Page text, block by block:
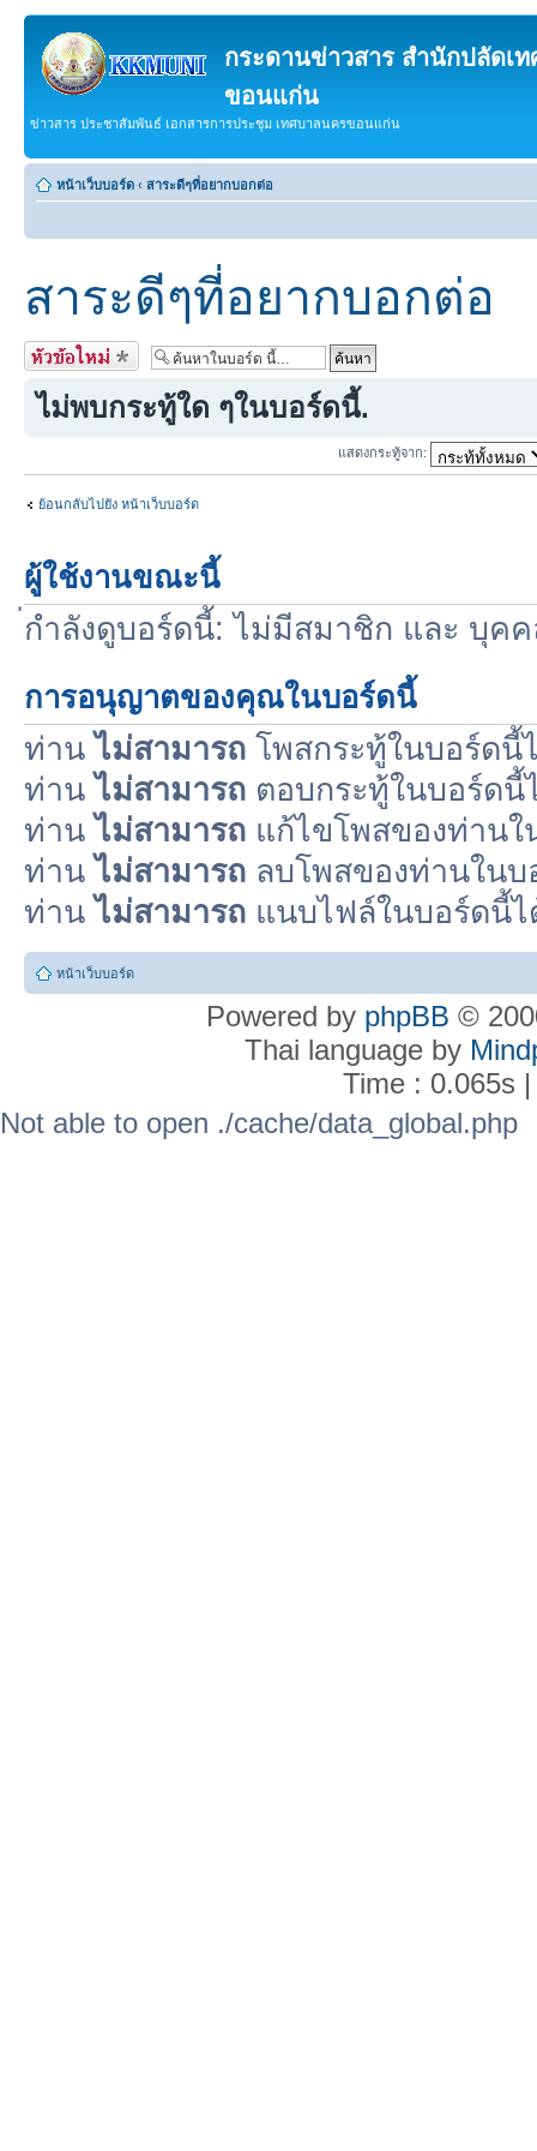
กระดานข่าวสาร สำนักปลัดเ
ขอนแก่น
ข่าวสาร ประชาสัมพันธ์ เอกสารการประชุม เทศบาลนครขอนแก่น
หน้าเว็บบอร์ด ‹ สาระดีๆที่อยากบอกต่อ
สาระดีๆที่อยากบอกต่อ
ตั้งกระทู้ใหม่
ไม่พบกระทู้ใด ๆในบอร์ดนี้.
แสดงกระทู้จาก:
ย้อนกลับไปยัง หน้าเว็บบอร์ด
ผู้ใช้งานขณะนี้
กำลังดูบอร์ดนี้: ไม่มีสมาชิก และ บุค
การอนุญาตของคุณในบอร์ดนี้
ท่านไม่สามารถ โพสกระทู้ในบอร์ดนี้
ท่านไม่สามารถ ตอบกระทู้ในบอร์ดนี้
ท่านไม่สามารถ แก้ไขโพสของท่านใ
ท่านไม่สามารถ ลบโพสของท่านในบ
ท่านไม่สามารถ แนบไฟล์ในบอร์ดนี้ไ
หน้าเว็บบอร์ด
Powered by phpBB ©
Thai language by
Time : 0.065s
Not able to open ./cache/data_global.php